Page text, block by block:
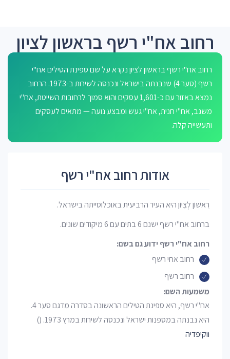
רחוב אח"י רשף בראשון לציון
רחוב אח"י רשף בראשון לציון נקרא על שם ספינת הטילים אח"י
רשף (סער 4) שנבנתה בישראל ונכנסה לשירות ב-1973. הרחוב
נמצא באזור עם כ-1,601 עסקים והוא סמוך לרחובות השייטת, אח"י
משגב, אח"י חנית, אח"י געש ומבצע נועה — מתאים לעסקים
ותעשייה קלה.
אודות רחוב אח"י רשף
רִאשׁוֹן לְצִיּוֹן היא העיר הרביעית באוכלוסייתה בישראל.
ברחוב אח"י רשף ישנם 6 בתים עם 6 מיקודים שונים.
רחוב אח"י רשף ידוע גם בשם:
רחוב אחי רשף
רחוב רשף
משמעות השם:
אח"י רשף, היא ספינת הטילים הראשונה בסדרה מדגם סער 4.
היא נבנתה במספנות ישראל ונכנסה לשירות במרץ 1973. ()
ווקיפדיה